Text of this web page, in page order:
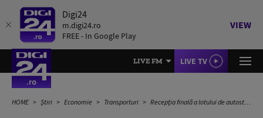
Digi24
m.digi24.ro
FREE - In Google Play
VIEW
LIVE FM LIVE TV
HOME Știri Economie Transporturi Recepţia finală a lotului de autostradă Sebeş-Turda, suspendată din cauza unor „vicii” apărute în perioada de garanţie a lucrării